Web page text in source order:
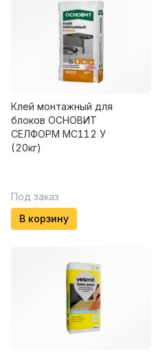
Клей монтажный для
блоков ОСНОВИТ
СЕЛФОРМ МС112 У
(20кг)
Под заказ
В корзину